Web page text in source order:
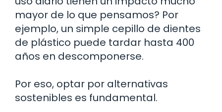
mayor de lo que pensamos? Por
ejemplo, un simple cepillo de dientes
de plástico puede tardar hasta 400
años en descomponerse.
Por eso, optar por alternativas
sostenibles es fundamental.